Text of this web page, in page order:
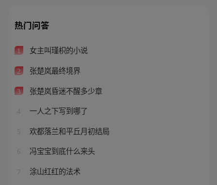
热门问答
1 女主叫瑾枳的小说
2 张楚岚最终境界
3 张楚岚昏迷不醒多少章
4 一人之下写到哪了
5 欢都落兰和平丘月初结局
6 冯宝宝到底什么来头
7 涂山红红的法术